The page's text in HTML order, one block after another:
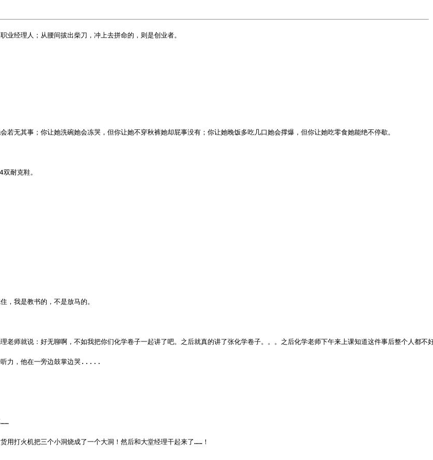
经理人；从腰间拔出柴刀，冲上去拼命的，则是创业者。
无其事；你让她洗碗她会冻哭，但你让她不穿秋裤她却屁事没有；你让她晚饭多吃几口她会撑爆，但你让她吃零食她能绝不停歇。
耐克鞋。
，我是教书的，不是放马的。
师就说：好无聊啊，不如我把你们化学卷子一起讲了吧。之后就真的讲了张化学卷子。。。之后化学老师下午来上课知道这件事后整个人都不
听力，他在一旁边鼓掌边哭.....
……
用打火机把三个小洞烧成了一个大洞！然后和大堂经理干起来了……！